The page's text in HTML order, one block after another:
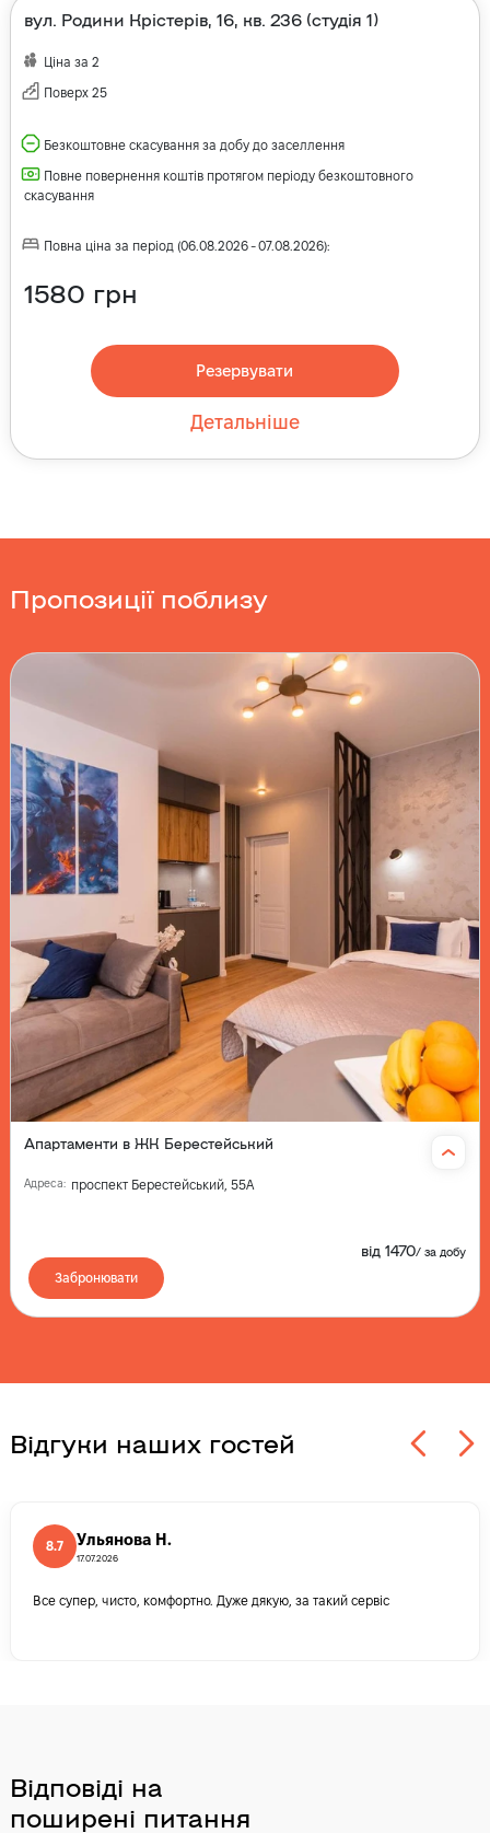
вул. Родини Крістерів, 16, кв. 236 (студія 1)
Ціна за 2
Поверх 25
Безкоштовне скасування за добу до заселлення
Повне повернення коштів протягом періоду безкоштовного
скасування
Повна ціна за період (06.08.2026- 07.08.2026):
1580 грн
Резервувати
Детальніше
Пропозиції поблизу
Апартаменти в ЖК Берестейський
Адреса: проспект Берестейський, 55А
від 1470/ за добу
Забронювати
Відгуки наших гостей
8.7 Ульянова Н.
17.07.2026
Все супер, чисто, комфортно. Дуже дякую, за такий сервіс
Відповіді на
поширені питання